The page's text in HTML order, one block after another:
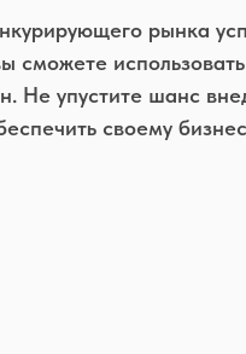
рынка
сможете
Не упустите шанс
своему